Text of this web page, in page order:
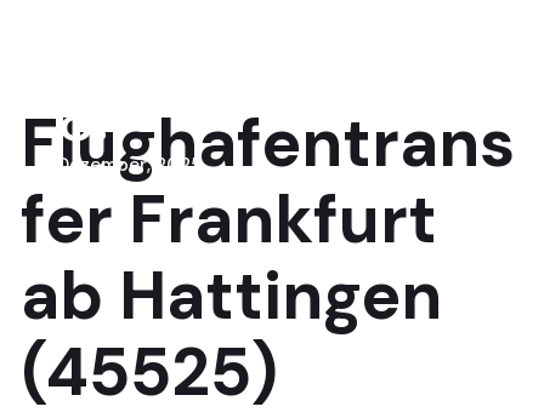
8
Dezember, 2025
Flughafentrans
fer Frankfurt
ab Hattingen
(45525)